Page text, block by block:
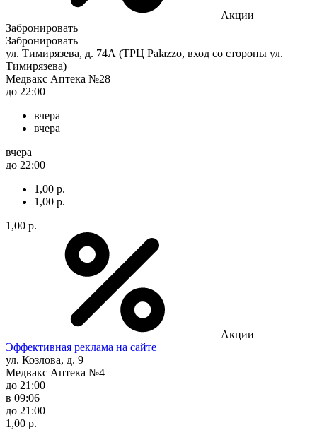
Акции
Забронировать
Забронировать
ул. Тимирязева, д. 74А (ТРЦ Palazzo, вход со стороны ул.
Тимирязева)
Медвакс Аптека №28
до 22:00
вчера
вчера
вчера
до 22:00
1,00 р.
1,00 р.
1,00 р.
Акции
Эффективная реклама на сайте
ул. Козлова, д. 9
Медвакс Аптека №4
до 21:00
в 09:06
до 21:00
1,00 р.